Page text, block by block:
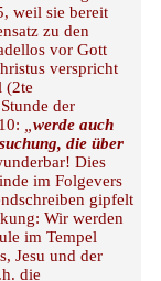
weil sie bereit
zu den
vor Gott
verspricht
(2te
der
„werde auch
die über
Dies
im Folgevers
gipfelt
Wir werden
im Tempel
Jesu und der
die